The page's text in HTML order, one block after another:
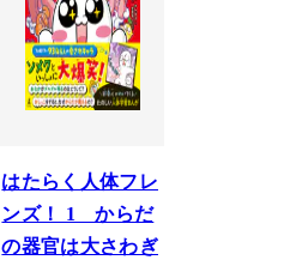
はたらく人体フレ
ンズ！ 1 からだ
の器官は大さわぎ